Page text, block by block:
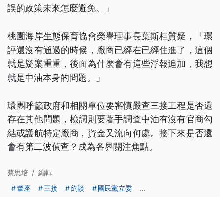
誤的政策未來怎麼避免。」
桃園海岸生態保育協會榮譽理事長葉斯桂質疑，「環
評還沒有通過的時候，廠商已經在已經住進了，這個
就是疑案重重，後面為什麼會有這些浮報追加，我想
就是中油本身的問題。」
環團呼籲政府和相關單位要審慎嚴查三接工程是否還
存在其他問題，檢調則要著手調查中油有沒有官商勾
結或護航特定廠商，資金又流向何處。接下來是否還
會有第二波偵查？成為各界關注焦點。
蔡思培 / 編輯
董座
三接 約談 國民黨立委 ...